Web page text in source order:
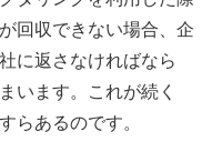
回収できない場合、企
に返さなければなら
います。これが続く
らあるのです。